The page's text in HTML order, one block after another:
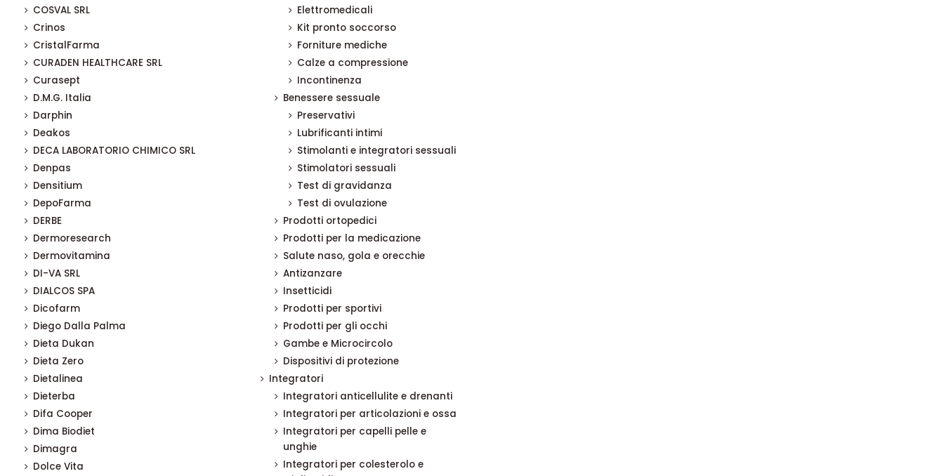
COSVAL SRL
Crinos
CristalFarma
CURADEN HEALTHCARE SRL
Curasept
D.M.G. Italia
Darphin
Deakos
DECA LABORATORIO CHIMICO SRL
Denpas
Densitium
DepoFarma
DERBE
Dermoresearch
Dermovitamina
DI-VA SRL
DIALCOS SPA
Dicofarm
Diego Dalla Palma
Dieta Dukan
Dieta Zero
Dietalinea
Dieterba
Difa Cooper
Dima Biodiet
Dimagra
Dolce Vita
Elettromedicali
Kit pronto soccorso
Forniture mediche
Calze a compressione
Incontinenza
Benessere sessuale
Preservativi
Lubrificanti intimi
Stimolanti e integratori sessuali
Stimolatori sessuali
Test di gravidanza
Test di ovulazione
Prodotti ortopedici
Prodotti per la medicazione
Salute naso, gola e orecchie
Antizanzare
Insetticidi
Prodotti per sportivi
Prodotti per gli occhi
Gambe e Microcircolo
Dispositivi di protezione
Integratori
Integratori anticellulite e drenanti
Integratori per articolazioni e ossa
Integratori per capelli pelle e
unghie
Integratori per colesterolo e